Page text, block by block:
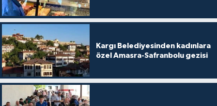
Kargı Belediyesinden kadınlara
özel Amasra-Safranbolu gezisi